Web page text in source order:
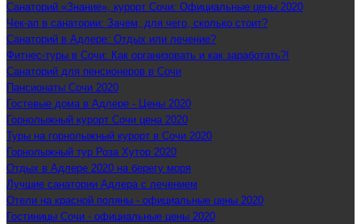
Санаторий «Знание», курорт Сочи: Официальные цены 2020
Чек-ап в санатории: Зачем, для чего, сколько стоит?
Санаторий в Адлере: Отдых или лечение?
Фитнес-туры в Сочи: Как организовать и как заработать?!
Санаторий для пенсионеров в Сочи
Пансионаты Сочи 2020
Гостевые дома в Адлере - Цены 2020
Горнолыжный курорт Сочи цена 2020
Туры на горнолыжный курорт в Сочи 2020
Горнолыжный тур Роза Хутор 2020
Отдых в Адлере 2020 на берегу моря
Лучшие санатории Адлера с лечением
Отели на красной поляны - официальные цены 2020
Гостиницы Сочи - официальные цены 2020